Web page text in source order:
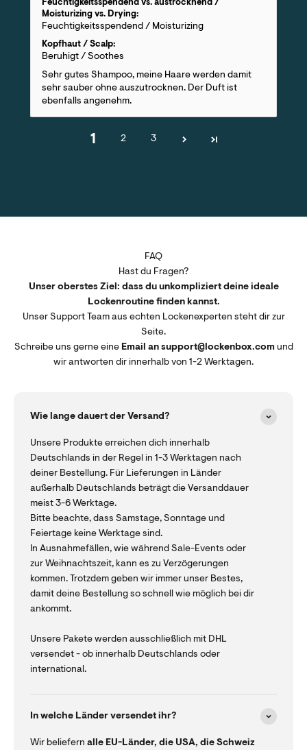
Feuchtigkeitsspendend vs. austrocknend /
Moisturizing vs. Drying:
Feuchtigkeitsspendend / Moisturizing
Kopfhaut / Scalp:
Beruhigt / Soothes
Sehr gutes Shampoo, meine Haare werden damit
sehr sauber ohne auszutrocknen. Der Duft ist
ebenfalls angenehm.
1 2 3
FAQ
Hast du Fragen?
Unser oberstes Ziel: dass du unkompliziert deine ideale
Lockenroutine finden kannst.
Unser Support Team aus echten Lockenexperten steht dir zur
Seite.
Schreibe uns gerne eine Email an support@lockenbox.comund
wir antworten dir innerhalb von 1-2 Werktagen.
Wie lange dauert der Versand?
Unsere Produkte erreichen dich innerhalb
Deutschlands in der Regel in 1-3 Werktagen nach
deiner Bestellung. Für Lieferungen in Länder
außerhalb Deutschlands beträgt die Versanddauer
meist 3-6 Werktage.
Bitte beachte, dass Samstage, Sonntage und
Feiertage keine Werktage sind.
In Ausnahmefällen, wie während Sale-Events oder
zur Weihnachtszeit, kann es zu Verzögerungen
kommen. Trotzdem geben wir immer unser Bestes,
damit deine Bestellung so schnell wie möglich bei dir
ankommt.
Unsere Pakete werden ausschließlich mit DHL
versendet - ob innerhalb Deutschlands oder
international.
In welche Länder versendet ihr?
Wir beliefern alle EU-Länder, die USA, die Schweiz